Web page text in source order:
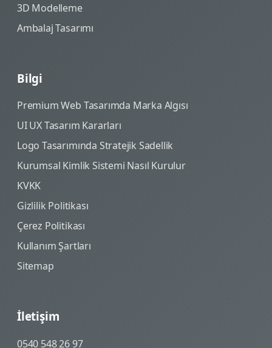
3D Modelleme
Ambalaj Tasarımı
Bilgi
Premium Web Tasarımda Marka Algısı
UI UX Tasarım Kararları
Logo Tasarımında Stratejik Sadellik
Kurumsal Kimlik Sistemi Nasıl Kurulur
KVKK
Gizlilik Politikası
Çerez Politikası
Kullanım Şartları
Sitemap
İletişim
0540 548 26 97